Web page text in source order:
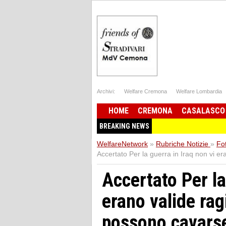
Archivi: Welfare Cremona Welfare Lombardia
HOME CREMONA CASALASCO
BREAKING NEWS
WelfareNetwork » Rubriche Notizie »
Accertato Per la guerra in Iraq non vi
Accertato Per
erano valide